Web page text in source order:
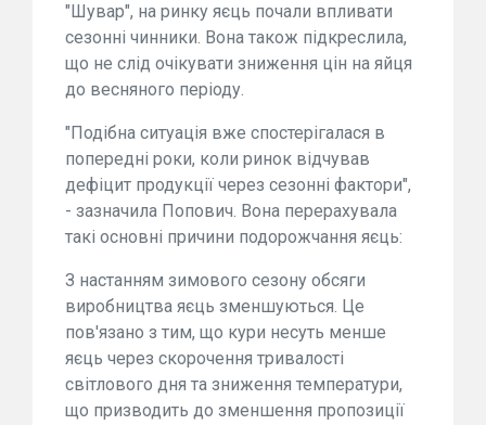
"Шувар", на ринку яєць почали впливати
сезонні чинники. Вона також підкреслила,
що не слід очікувати зниження цін на яйця
до весняного періоду.
"Подібна ситуація вже спостерігалася в
попередні роки, коли ринок відчував
дефіцит продукції через сезонні фактори",
- зазначила Попович. Вона перерахувала
такі основні причини подорожчання яєць:
З настанням зимового сезону обсяги
виробництва яєць зменшуються. Це
пов'язано з тим, що кури несуть менше
яєць через скорочення тривалості
світлового дня та зниження температури,
що призводить до зменшення пропозиції